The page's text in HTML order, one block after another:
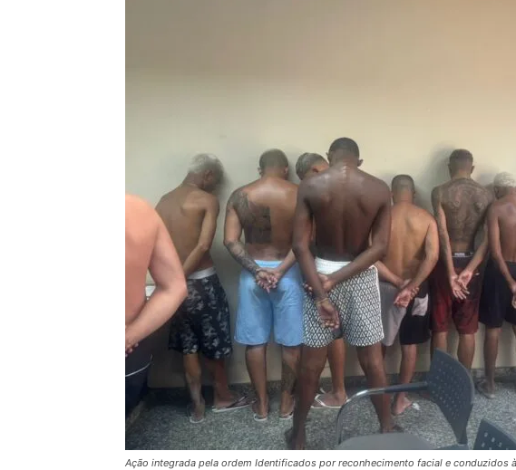
Ação integrada pela ordem Identificados por reconhecimento facial e conduzidos